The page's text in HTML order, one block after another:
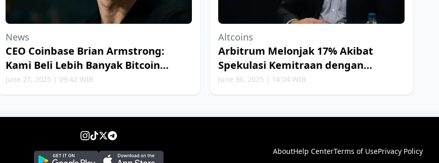
News
CEO Coinbase Brian Armstrong:
Kami Beli Lebih Banyak Bitcoin
Setiap Minggu
June 27, 2025 | 09:42 WIB
Altcoins
Arbitrum Melonjak 17% Akibat
Spekulasi Kemitraan dengan
Robinhood
June 30, 2025 | 14:04 WIB
AboutHelp CenterTerms of UsePrivacy Policy